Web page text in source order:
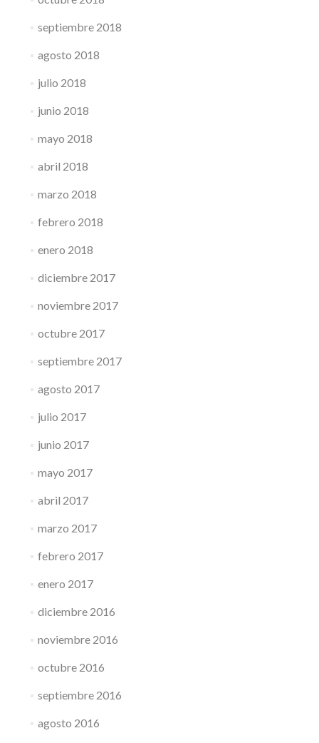
septiembre 2018
agosto 2018
julio 2018
junio 2018
mayo 2018
abril 2018
marzo 2018
febrero 2018
enero 2018
diciembre 2017
noviembre 2017
octubre 2017
septiembre 2017
agosto 2017
julio 2017
junio 2017
mayo 2017
abril 2017
marzo 2017
febrero 2017
enero 2017
diciembre 2016
noviembre 2016
octubre 2016
septiembre 2016
agosto 2016